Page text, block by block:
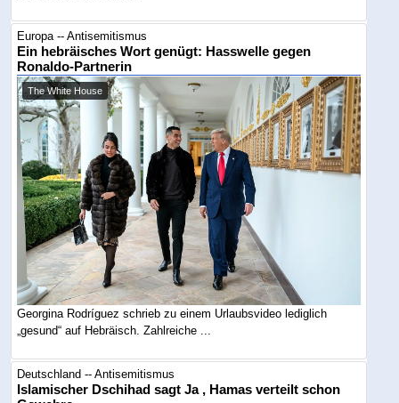
Europa -- Antisemitismus
Ein hebräisches Wort genügt: Hasswelle gegen
Ronaldo-Partnerin
The White House
Georgina Rodríguez schrieb zu einem Urlaubsvideo lediglich
„gesund“ auf Hebräisch. Zahlreiche ...
Deutschland -- Antisemitismus
Islamischer Dschihad sagt Ja , Hamas verteilt schon